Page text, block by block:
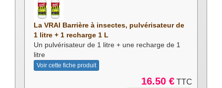
La VRAI Barrière à insectes, pulvérisateur de
1 litre + 1 recharge 1 L
Un pulvérisateur de 1 litre + une recharge de 1
litre
Voir cette fiche produit
16.50 € TTC